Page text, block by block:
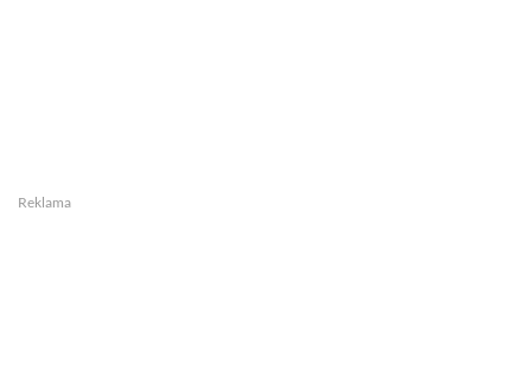
Reklama